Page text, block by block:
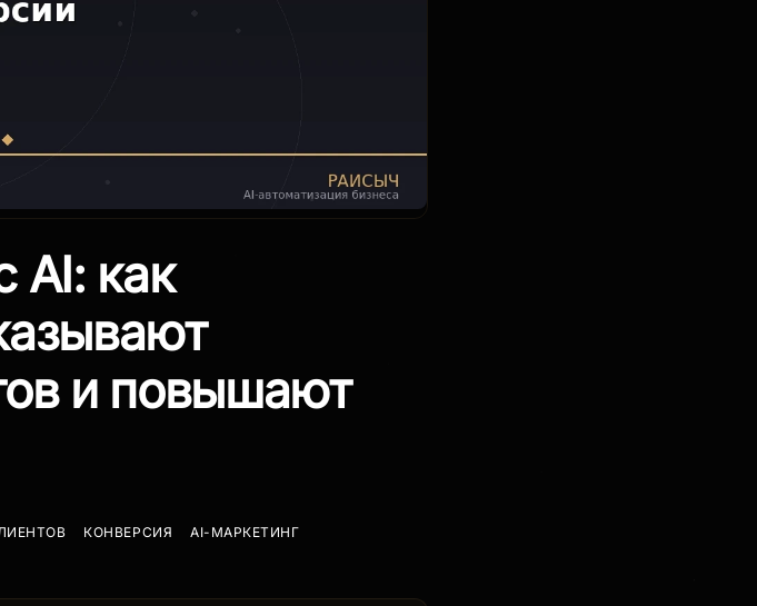
AI: как
и повышают
КОНВЕРСИЯ AI-МАРКЕТИНГ